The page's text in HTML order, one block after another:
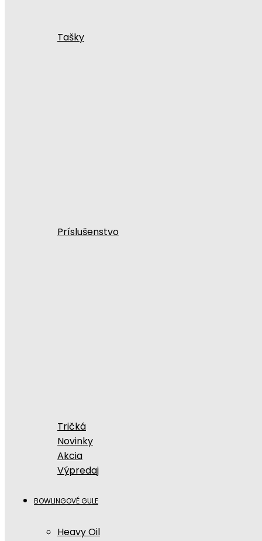
Tašky
Príslušenstvo
Tričká
Novinky
Akcia
Výpredaj
BOWLINGOVÉ GULE
Heavy Oil